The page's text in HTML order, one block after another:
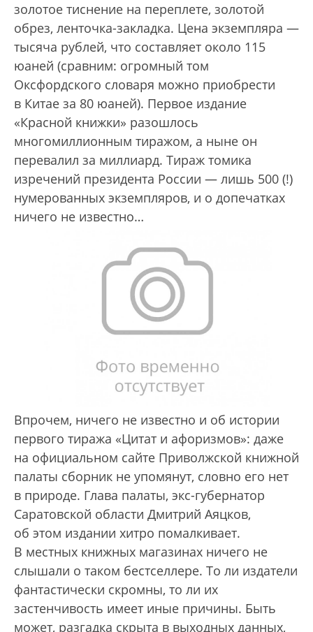
золотое тиснение на переплете, золотой
обрез, ленточка-закладка. Цена экземпляра —
тысяча рублей, что составляет около 115
юаней (сравним: огромный том
Оксфордского словаря можно приобрести
в Китае за 80 юаней). Первое издание
«Красной книжки» разошлось
многомиллионным тиражом, а ныне он
перевалил за миллиард. Тираж томика
изречений президента России — лишь 500 (!)
нумерованных экземпляров, и о допечатках
ничего не известно…
Впрочем, ничего не известно и об истории
первого тиража «Цитат и афоризмов»: даже
на официальном сайте Приволжской книжной
палаты сборник не упомянут, словно его нет
в природе. Глава палаты, экс-губернатор
Саратовской области Дмитрий Аяцков,
об этом издании хитро помалкивает.
В местных книжных магазинах ничего не
слышали о таком бестселлере. То ли издатели
фантастически скромны, то ли их
застенчивость имеет иные причины. Быть
может, разгадка скрыта в выходных данных,